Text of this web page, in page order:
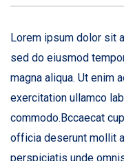
Lorem ipsum dolor sit
sed do eiusmod
magna aliqua. Ut enim
exercitation ullamco
commodo.Bccaecat
officia deserunt mollit
perspiciatis unde